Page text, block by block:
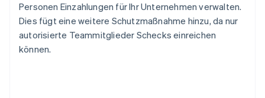
Personen Einzahlungen für Ihr Unternehmen verwalten.
Dies fügt eine weitere Schutzmaßnahme hinzu, da nur
autorisierte Teammitglieder Schecks einreichen
können.